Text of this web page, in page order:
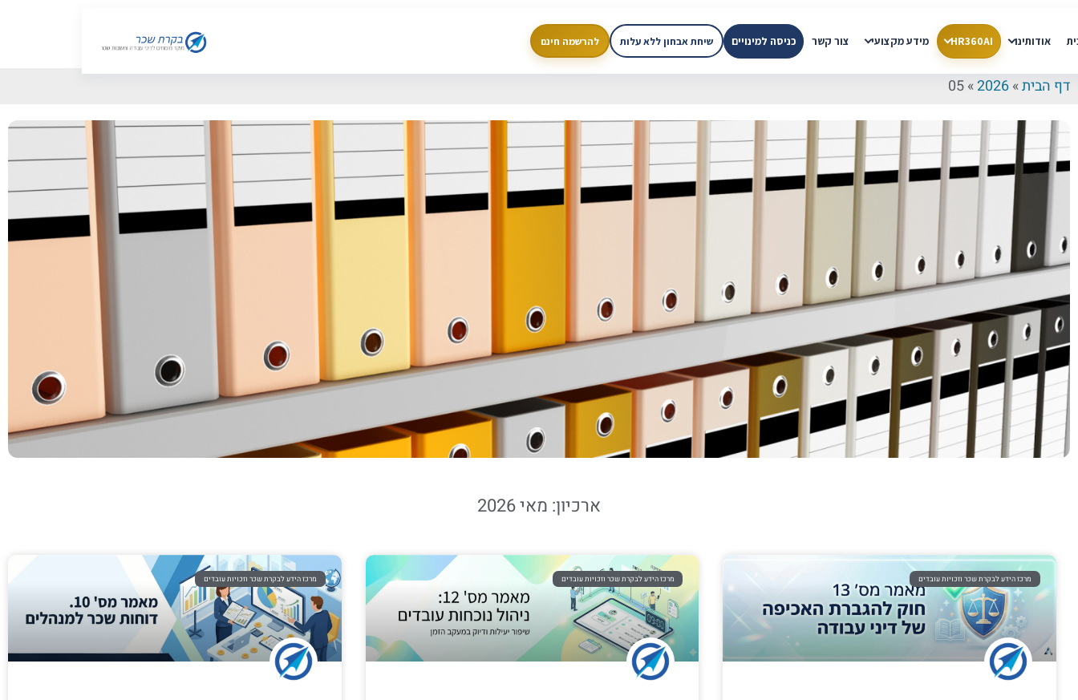
אודותינו HR360AI מידע מקצועי צור קשר כניסה למינויים שיחת אבחון ללא עלות להרשמה חינם
דף הבית»
2026
»
ארכיון: מאי 2026
מרכז הידע לבקרת שכר וזכויות עובדים מרכז הידע לבקרת שכר וזכויות עובדים מרכז הידע לבקרת שכר וזכויות עובדים